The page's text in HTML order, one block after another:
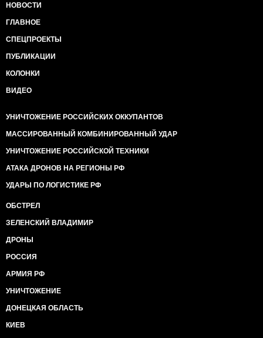
НОВОСТИ
ГЛАВНОЕ
СПЕЦПРОЕКТЫ
ПУБЛИКАЦИИ
КОЛОНКИ
ВИДЕО
УНИЧТОЖЕНИЕ РОССИЙСКИХ ОККУПАНТОВ
МАССИРОВАННЫЙ КОМБИНИРОВАННЫЙ УДАР
УНИЧТОЖЕНИЕ РОССИЙСКОЙ ТЕХНИКИ
АТАКА ДРОНОВ НА РЕГИОНЫ РФ
УДАРЫ ПО ЛОГИСТИКЕ РФ
ОБСТРЕЛ
ЗЕЛЕНСКИЙ ВЛАДИМИР
ДРОНЫ
РОССИЯ
АРМИЯ РФ
УНИЧТОЖЕНИЕ
ДОНЕЦКАЯ ОБЛАСТЬ
КИЕВ